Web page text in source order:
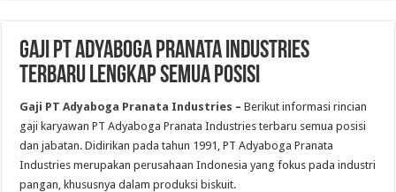
Gaji PT Adyaboga Pranata Industries
Terbaru Lengkap Semua Posisi
Gaji PT Adyaboga Pranata Industries – Berikut informasi rincian
gaji karyawan PT Adyaboga Pranata Industries terbaru semua posisi
dan jabatan. Didirikan pada tahun 1991, PT Adyaboga Pranata
Industries merupakan perusahaan Indonesia yang fokus pada industri
pangan, khususnya dalam produksi biskuit.